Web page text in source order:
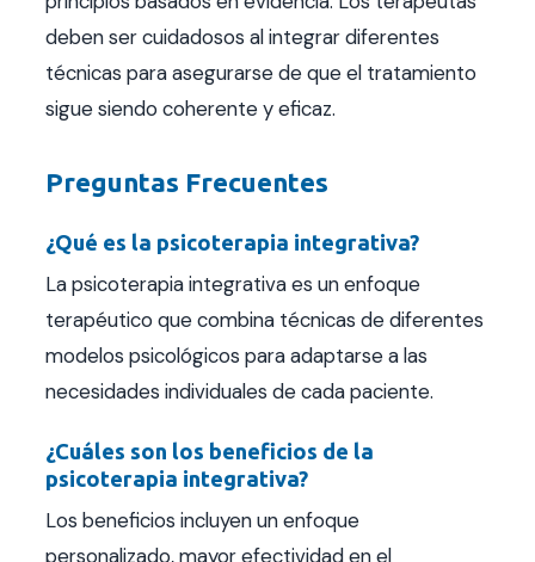
deben ser cuidadosos al integrar diferentes
técnicas para asegurarse de que el tratamiento
sigue siendo coherente y eficaz.
Preguntas Frecuentes
¿Qué es la psicoterapia integrativa?
La psicoterapia integrativa es un enfoque
terapéutico que combina técnicas de diferentes
modelos psicológicos para adaptarse a las
necesidades individuales de cada paciente.
¿Cuáles son los beneficios de la
psicoterapia integrativa?
Los beneficios incluyen un enfoque
personalizado, mayor efectividad en el